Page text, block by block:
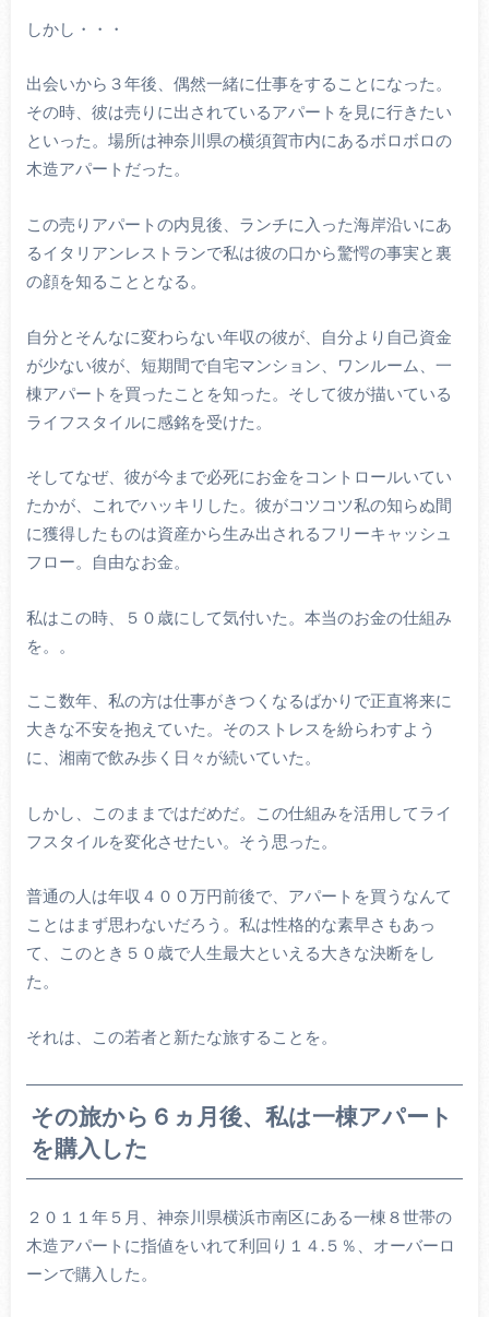
しかし・・・
出会いから３年後、偶然一緒に仕事をすることになった。
その時、彼は売りに出されているアパートを見に行きたい
といった。場所は神奈川県の横須賀市内にあるボロボロの
木造アパートだった。
この売りアパートの内見後、ランチに入った海岸沿いにあ
るイタリアンレストランで私は彼の口から驚愕の事実と裏
の顔を知ることとなる。
自分とそんなに変わらない年収の彼が、自分より自己資金
が少ない彼が、短期間で自宅マンション、ワンルーム、一
棟アパートを買ったことを知った。そして彼が描いている
ライフスタイルに感銘を受けた。
そしてなぜ、彼が今まで必死にお金をコントロールいてい
たかが、これでハッキリした。彼がコツコツ私の知らぬ間
に獲得したものは資産から生み出されるフリーキャッシュ
フロー。自由なお金。
私はこの時、５０歳にして気付いた。本当のお金の仕組み
を。。
ここ数年、私の方は仕事がきつくなるばかりで正直将来に
大きな不安を抱えていた。そのストレスを紛らわすよう
に、湘南で飲み歩く日々が続いていた。
しかし、このままではだめだ。この仕組みを活用してライ
フスタイルを変化させたい。そう思った。
普通の人は年収４００万円前後で、アパートを買うなんて
ことはまず思わないだろう。私は性格的な素早さもあっ
て、このとき５０歳で人生最大といえる大きな決断をし
た。
それは、この若者と新たな旅することを。
その旅から６ヵ月後、私は一棟アパート
を購入した
２０１１年５月、神奈川県横浜市南区にある一棟８世帯の
木造アパートに指値をいれて利回り１４.５％、オーバーロ
ーンで購入した。